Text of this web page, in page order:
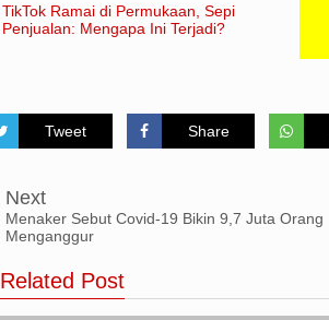
TikTok Ramai di Permukaan, Sepi
Penjualan: Mengapa Ini Terjadi?
Tweet Share
Next
Menaker Sebut Covid-19 Bikin 9,7 Juta Orang
Menganggur
Related Post